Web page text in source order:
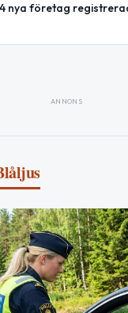
nya företag
ANNONS